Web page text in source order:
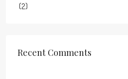
(2)
Recent Comments